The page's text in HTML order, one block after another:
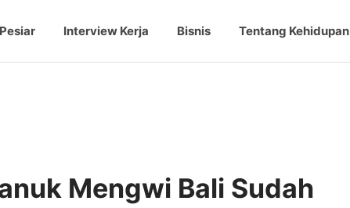
Interview Kerja Bisnis Tentang Kehidupan
Mengwi Bali Sudah